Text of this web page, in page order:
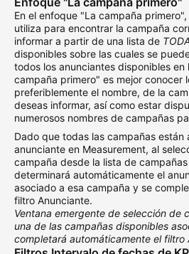
En el enfoque "La campaña
utiliza para encontrar la campaña
informar a partir de una lista de
disponibles sobre las cuales se
todos los anunciantes disponibles en
campaña primero" es mejor conocer
preferiblemente el nombre, de la
deseas informar, así como estar
numerosos nombres de campañas
Dado que todas las campañas están
anunciante en Measurement, al
campaña desde la lista de
determinará automáticamente el
asociado a esa campaña y se
filtro Anunciante.
Ventana emergente de selección de
una de las campañas disponibles
completará automáticamente el filtro